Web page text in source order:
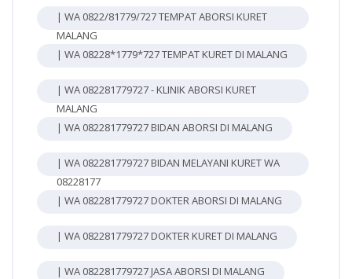
| WA 0822/81779/727 TEMPAT ABORSI KURET
MALANG
| WA 08228*1779*727 TEMPAT KURET DI MALANG
| WA 082281779727 - KLINIK ABORSI KURET
MALANG
| WA 082281779727 BIDAN ABORSI DI MALANG
| WA 082281779727 BIDAN MELAYANI KURET WA
08228177
| WA 082281779727 DOKTER ABORSI DI MALANG
| WA 082281779727 DOKTER KURET DI MALANG
| WA 082281779727 JASA ABORSI DI MALANG